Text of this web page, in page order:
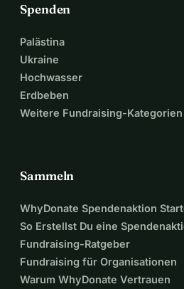
Spenden
Palästina
Ukraine
Hochwasser
Erdbeben
Weitere Fundraising-Kategorien
Sammeln
WhyDonate Spendenaktion
So Erstellst Du eine
Fundraising-Ratgeber
Fundraising für Organisationen
Warum WhyDonate Vertrauen